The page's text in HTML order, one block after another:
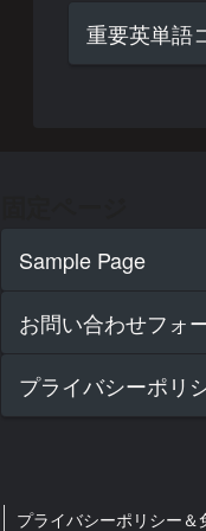
重要英単語
Sample Page
お問い合わせフォ
プライバシーポリ
プライバシーポリシー＆